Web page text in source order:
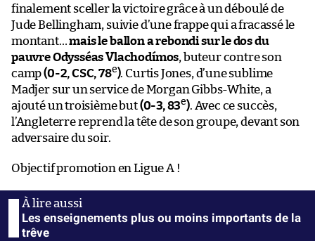
finalement sceller la victoire grâce à un déboulé de
Jude Bellingham, suivie d’une frappe qui a fracassé le
montant…mais le ballon a rebondi sur le dos du
pauvre Odysséas Vlachodímos, buteur contre son
camp(0-2, CSC, 78e). Curtis Jones, d’une sublime
Madjer sur un service de Morgan Gibbs-White, a
ajouté un troisième but(0-3, 83e). Avec ce succès,
l’Angleterre reprend la tête de son groupe, devant son
adversaire du soir.
Objectif promotion en Ligue A !
Les enseignements plus ou moins importants de la
trêve